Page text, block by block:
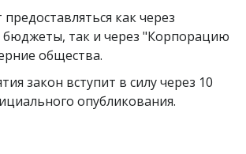
как через
бюджеты, так и через "Корпорацию
общества.
закон вступит в силу через 10
опубликования.